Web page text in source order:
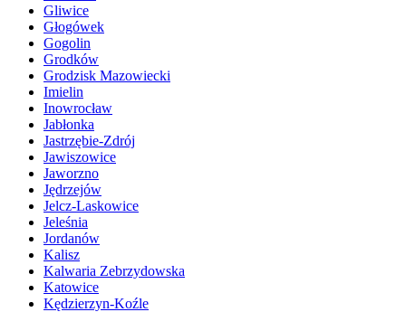
Gliwice
Głogówek
Gogolin
Grodków
Grodzisk Mazowiecki
Imielin
Inowrocław
Jabłonka
Jastrzębie-Zdrój
Jawiszowice
Jaworzno
Jędrzejów
Jelcz-Laskowice
Jeleśnia
Jordanów
Kalisz
Kalwaria Zebrzydowska
Katowice
Kędzierzyn-Koźle